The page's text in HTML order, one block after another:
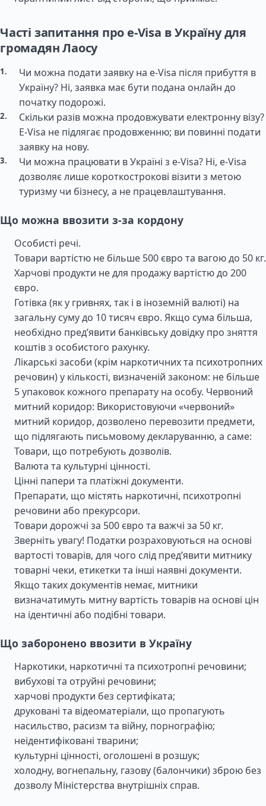
Часті запитання про e-Visa в Україну для
громадян Лаосу
Чи можна подати заявку на e-Visa після прибуття в
Україну? Ні, заявка має бути подана онлайн до
початку подорожі.
Скільки разів можна продовжувати електронну візу?
E-Visa не підлягає продовженню; ви повинні подати
заявку на нову.
Чи можна працювати в Україні з e-Visa? Ні, e-Visa
дозволяє лише короткострокові візити з метою
туризму чи бізнесу, а не працевлаштування.
Що можна ввозити з-за кордону
Особисті речі.
Товари вартістю не більше 500 євро та вагою до 50 кг.
Харчові продукти не для продажу вартістю до 200
євро.
Готівка (як у гривнях, так і в іноземній валюті) на
загальну суму до 10 тисяч євро. Якщо сума більша,
необхідно пред’явити банківську довідку про зняття
коштів з особистого рахунку.
Лікарські засоби (крім наркотичних та психотропних
речовин) у кількості, визначеній законом: не більше
5 упаковок кожного препарату на особу. Червоний
митний коридор: Використовуючи «червоний»
митний коридор, дозволено перевозити предмети,
що підлягають письмовому декларуванню, а саме:
Товари, що потребують дозволів.
Валюта та культурні цінності.
Цінні папери та платіжні документи.
Препарати, що містять наркотичні, психотропні
речовини або прекурсори.
Товари дорожчі за 500 євро та важчі за 50 кг.
Зверніть увагу! Податки розраховуються на основі
вартості товарів, для чого слід пред’явити митнику
товарні чеки, етикетки та інші наявні документи.
Якщо таких документів немає, митники
визначатимуть митну вартість товарів на основі цін
на ідентичні або подібні товари.
Що заборонено ввозити в Україну
Наркотики, наркотичні та психотропні речовини;
вибухові та отруйні речовини;
харчові продукти без сертифіката;
друковані та відеоматеріали, що пропагують
насильство, расизм та війну, порнографію;
неідентифіковані тварини;
культурні цінності, оголошені в розшук;
холодну, вогнепальну, газову (балончики) зброю без
дозволу Міністерства внутрішніх справ.